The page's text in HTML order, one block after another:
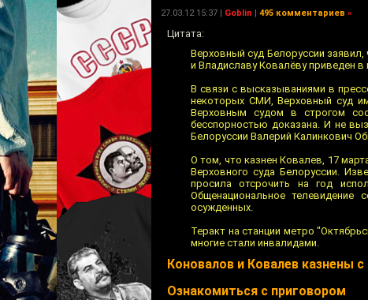
27.03.12 15:37 | Goblin | 495 комментариев »
Цитата:
Верховный суд Белоруссии
и Владиславу Ковалёву приведен
В связи с высказываниями в
некоторых СМИ, Верховный суд
Верховным судом в строгом
бесспорностью доказана. И не
Белоруссии Валерий Калинкович
О том, что казнен Ковалев, 17
Верховного суда Белоруссии.
просила отсрочить на год
Общенациональное
осужденных.
Теракт на станции метро
многие стали инвалидами.
Коновалов и Ковалев казнены
Ознакомиться с приговором